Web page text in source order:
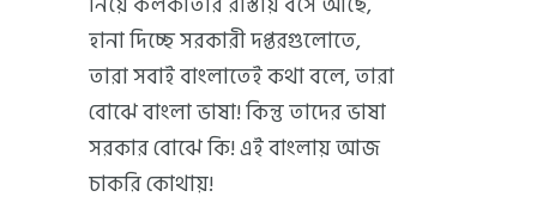
হানা দিচ্ছে সরকারী দপ্তরগুলোতে,
তারা সবাই বাংলাতেই কথা বলে, তারা
বোঝে বাংলা ভাষা! কিন্তু তাদের ভাষা
সরকার বোঝে কি! এই বাংলায় আজ
চাকরি কোথায়!